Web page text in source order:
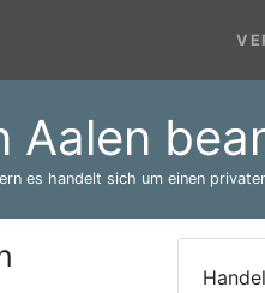
Aalen
es handelt sich um einen